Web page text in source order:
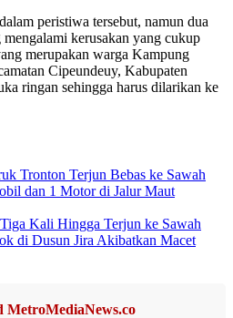
peristiwa tersebut, namun dua
kerusakan yang cukup
merupakan warga Kampung
Cipeundeuy, Kabupaten
ringan sehingga harus dilarikan ke
Tronton Terjun Bebas ke Sawah
dan 1 Motor di Jalur Maut
Kali Hingga Terjun ke Sawah
di Dusun Jira Akibatkan Macet
MetroMediaNews.co